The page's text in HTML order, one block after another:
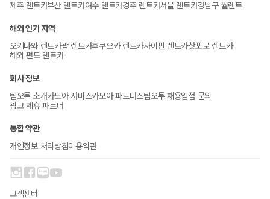
제주 렌트카부산 렌트카여수 렌트카경주 렌트카서울 렌트카강남구 월렌트
해외 인기 지역
오키나와 렌트카괌 렌트카후쿠오카 렌트카사이판 렌트카삿포로 렌트카
해외 편도 렌트카
회사 정보
팀오투 소개카모아 서비스카모아 파트너스팀오투 채용입점 문의
광고 제휴 파트너
통합 약관
개인정보 처리방침이용약관
고객센터